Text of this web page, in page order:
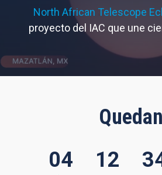
North African Telescope
proyecto del IAC que une
Quedan
54 seconds
04 12